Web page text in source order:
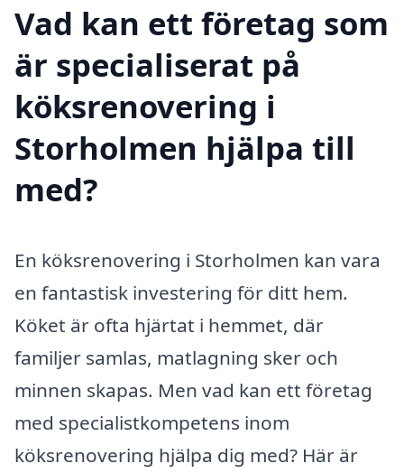
Vad kan ett företag som
är specialiserat på
köksrenovering i
Storholmen hjälpa till
med?
En köksrenovering i Storholmen kan vara
en fantastisk investering för ditt hem.
Köket är ofta hjärtat i hemmet, där
familjer samlas, matlagning sker och
minnen skapas. Men vad kan ett företag
med specialistkompetens inom
köksrenovering hjälpa dig med? Här är